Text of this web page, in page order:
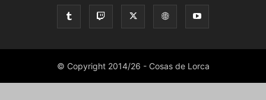
© Copyright 2014/26 - Cosas de Lorca